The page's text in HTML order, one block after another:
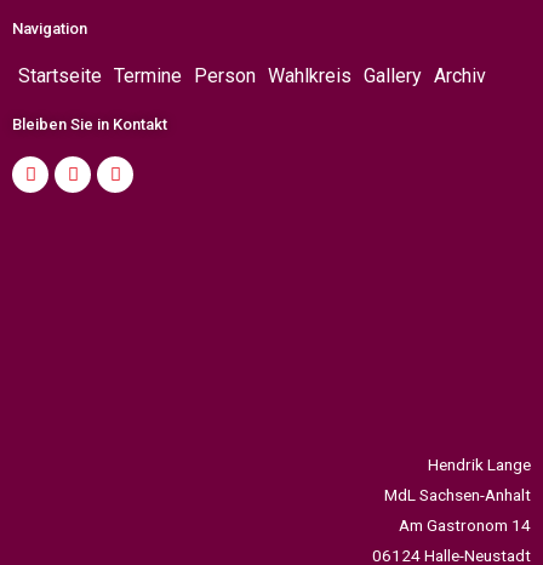
Navigation
Startseite Termine Person Wahlkreis Gallery Archiv
Bleiben Sie in Kontakt
Hendrik Lange
MdL Sachsen-Anhalt
Am Gastronom 14
06124 Halle-Neustadt